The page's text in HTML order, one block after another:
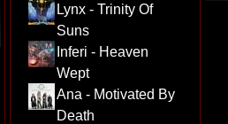
Lynx - Trinity Of
Suns
Inferi - Heaven
Wept
Ana - Motivated By
Death